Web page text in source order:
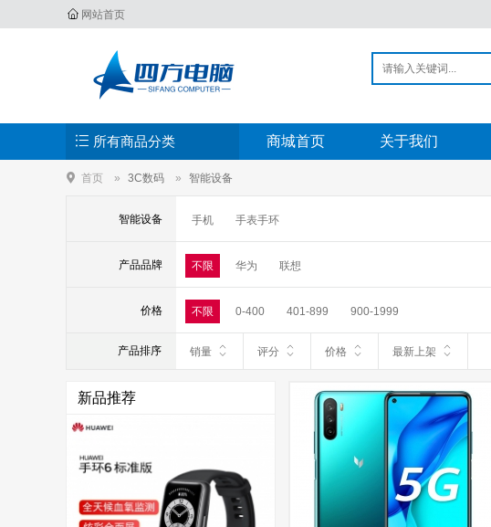
网站首页
所有商品分类 商城首页 关于我们
首页 3C数码 智能设备
智能设备 手机 手表手环
产品品牌 不限 华为 联想
价格 不限 0-400 401-899 900-1999
产品排序 销量 评分 价格 最新上架
新品推荐